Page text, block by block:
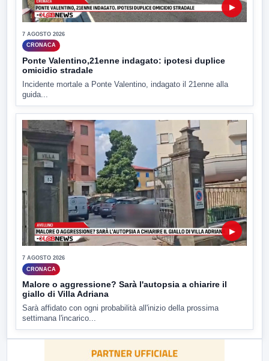
▶
7 AGOSTO 2026
CRONACA
Ponte Valentino,21enne indagato: ipotesi duplice
omicidio stradale
Incidente mortale a Ponte Valentino, indagato il 21enne alla
guida...
▶
7 AGOSTO 2026
CRONACA
Malore o aggressione? Sarà l'autopsia a chiarire il
giallo di Villa Adriana
Sarà affidato con ogni probabilità all'inizio della prossima
settimana l'incarico...